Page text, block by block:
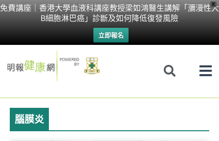
X
免費講座｜香港大學血液科講座教授梁如鴻醫生講解「瀰漫性大
B細胞淋巴癌」診斷及如何降低復發風險
立即報名
Skip
腦膜炎